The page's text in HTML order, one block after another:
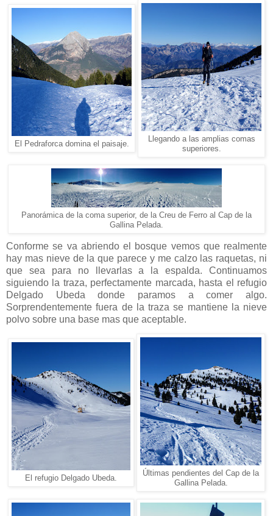
El Pedraforca domina el paisaje.
Llegando a las amplias comas
superiores.
Panorámica de la coma superior, de la Creu de Ferro al Cap de la
Gallina Pelada.
Conforme se va abriendo el bosque vemos que realmente
hay mas nieve de la que parece y me calzo las raquetas, ni
que sea para no llevarlas a la espalda. Continuamos
siguiendo la traza, perfectamente marcada, hasta el refugio
Delgado Ubeda donde paramos a comer algo.
Sorprendentemente fuera de la traza se mantiene la nieve
polvo sobre una base mas que aceptable.
El refugio Delgado Ubeda.
Últimas pendientes del Cap de la
Gallina Pelada.